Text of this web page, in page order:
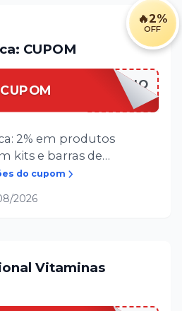
🔥2%
OFF
CUPOM
AFILIO
2% em produtos
kits e barras de
do portfólio.
do cupom
2026
Vitaminas